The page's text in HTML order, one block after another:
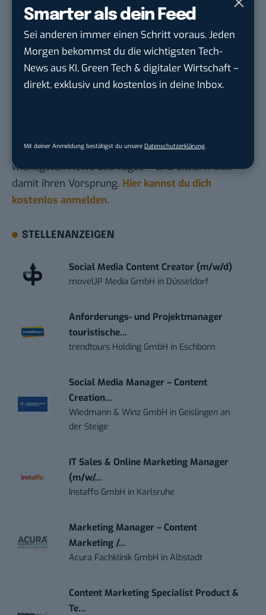
Smarter als dein Feed
Sei anderen immer einen Schritt voraus. Jeden
Morgen bekommst du die wichtigsten Tech-
News aus KI, Green Tech & digitaler Wirtschaft –
direkt, exklusiv und kostenlos in deine Inbox.
Mit deiner Anmeldung bestätigst du unsere Datenschutzerklärung
Ich weiß ja nicht wie es euch geht. Aber wenn in der
Zukunft alle Rennsportwagen so aussehen, kann
ich mir durchaus vorstellen, dass es einen Platz für
elektrischen Motorsport geben wird.
Tag UPDATE, unser Tech-Briefing mit den
wichtigsten News des Tages – und sichern sich
damit ihren Vorsprung. Hier kannst du dich
kostenlos anmelden.
STELLENANZEIGEN
Social Media Content Creator (m/w/d)
moveUP Media GmbH in Düsseldorf
Anforderungs- und Projektmanager
touristische...
trendtours Holding GmbH in Eschborn
Social Media Manager – Content
Creation...
Wiedmann & Winz GmbH in Geislingen an
der Steige
IT Sales & Online Marketing Manager
(m/w/...
Instaffo GmbH in Karlsruhe
Marketing Manager – Content
Marketing /...
Acura Fachklinik GmbH inAlbstadt
Content Marketing Specialist Product &
Te...